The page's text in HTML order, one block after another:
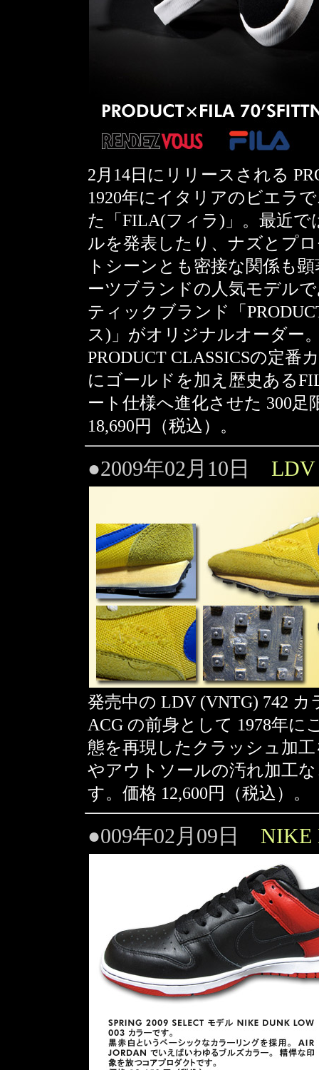
2月14日にリリースされる
1920年にイタリアのビエラ
た「FILA(フィラ)」。最近
ルを発表したり、ナズとプ
トシーンとも密接な関係も
ーツブランドの人気モデル
ティックブランド「
ス)」がオリジナルオーダー
PRODUCT CLASSICSの定
にゴールドを加え歴史ある
ート仕様へ進化させた 300
18,690円（税込）。
●2009年02月10日
発売中の LDV (VNTG) 742 カ
ACG の前身として 1978年
態を再現したクラッシュ加
やアウトソールの汚れ加工
す。価格 12,600円（税込）。
●009年02月09日 NIKE